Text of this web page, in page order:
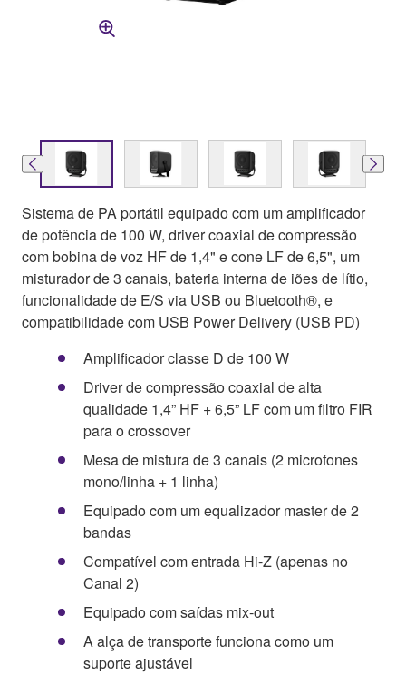
Sistema de PA portátil equipado com um amplificador
de potência de 100 W, driver coaxial de compressão
com bobina de voz HF de 1,4" e cone LF de 6,5", um
misturador de 3 canais, bateria interna de iões de lítio,
funcionalidade de E/S via USB ou Bluetooth®, e
compatibilidade com USB Power Delivery (USB PD)
Amplificador classe D de 100 W
Driver de compressão coaxial de alta
qualidade 1,4” HF + 6,5” LF com um filtro FIR
para o crossover
Mesa de mistura de 3 canais (2 microfones
mono/linha + 1 linha)
Equipado com um equalizador master de 2
bandas
Compatível com entrada Hi-Z (apenas no
Canal 2)
Equipado com saídas mix-out
A alça de transporte funciona como um
suporte ajustável